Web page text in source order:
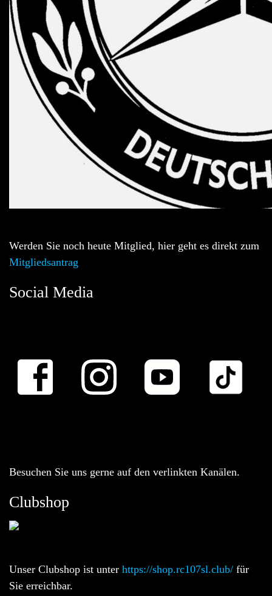
Werden Sie noch heute Mitglied, hier geht es direkt zum
Mitgliedsantrag
Social Media
Besuchen Sie uns gerne auf den verlinkten Kanälen.
Clubshop
Unser Clubshop ist unter https://shop.rc107sl.club/ für
Sie erreichbar.